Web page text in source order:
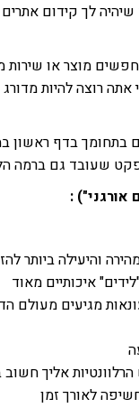
לך קידום
מהלקוחות שמחפשים
אתה רוצה להיות
בתחומך בדף ראשון
שעובד גם ברמה
אורגני") :
והיעילה ביותר
איכותיים מאוד
מגיעים מעולם
אליך
לאורך זמן